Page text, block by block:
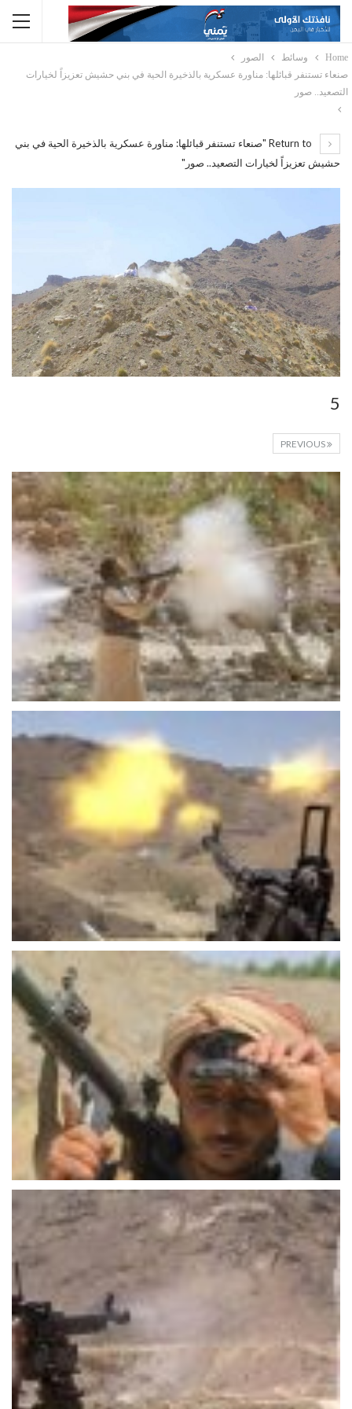
Home وسائط
الصور
صنعاء تستنفر قبائلها: مناورة عسكرية بالذخيرة الحية في بني حشيش تعزيزاً لخيارات
التصعيد.. صور
Return to "صنعاء تستنفر قبائلها: مناورة عسكرية بالذخيرة الحية في بني
حشيش تعزيزاً لخيارات التصعيد.. صور"
5